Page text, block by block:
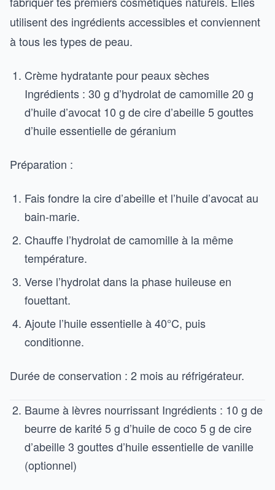
utilisent des ingrédients accessibles et conviennent
à tous les types de peau.
Crème hydratante pour peaux sèches
Ingrédients : 30 g d’hydrolat de camomille 20 g
d’huile d’avocat 10 g de cire d’abeille 5 gouttes
d’huile essentielle de géranium
Préparation :
Fais fondre la cire d’abeille et l’huile d’avocat au
bain-marie.
Chauffe l’hydrolat de camomille à la même
température.
Verse l’hydrolat dans la phase huileuse en
fouettant.
Ajoute l’huile essentielle à 40°C, puis
conditionne.
Durée de conservation : 2 mois au réfrigérateur.
Baume à lèvres nourrissant Ingrédients : 10 g de
beurre de karité 5 g d’huile de coco 5 g de cire
d’abeille 3 gouttes d’huile essentielle de vanille
(optionnel)